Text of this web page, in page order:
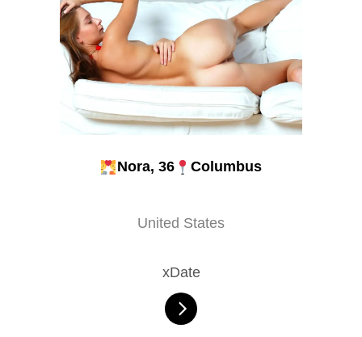
Nora, 36 Columbus
United States
xDate